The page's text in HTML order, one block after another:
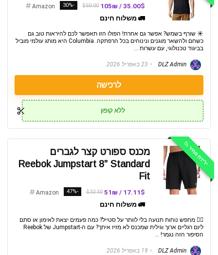
35.00$ / 105₪
$50.00
-30%
Amazon
🚛 משלוח חינם
☀️ שורף בשמש? אפשר גם אחרת! הפולו הזו תאפשר לכם להיראות טוב גם
כשחם ולהשאר מוגנים ונינוחים בכל הרפתקה. Columbia היא מותג עולמי מוביל
בביגוד טכנולוגי, עם עשרות ...
23 באפריל 2026
לרכישה
ללא קופון
ירידת מחיר 📉
מכנס ספורט קצר לגברים
Reebok Jumpstart 8” Standard
Fit
17.11$ / 51₪
$32.50
-47%
Amazon
🚛 משלוח חינם
🏃‍♂️ מחפש נוחות תנועה בלי לוותר על סטייל? כמה פעמים יצאת לאימון או סתם
ליום רגליים ארוך וגילית שמכנס לא מזיז איתך? עם ה-Jumpstart של Reebok
הסיפור הזה נגמר! ...
19 באפריל 2026